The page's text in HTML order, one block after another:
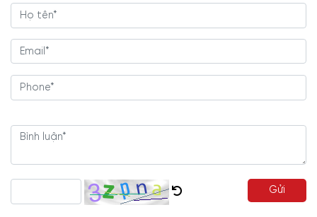
I. Những lý do hấp dẫn vì sao
phòng ngủ màu xám
Gửi